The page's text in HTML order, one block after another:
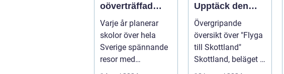
oöverträffad
läroplan i
levande historia
Varje år planerar
skolor över hela
Sverige spännande
resor med
pedagogiska inslag,
Upptäck den
magnifika
naturen och rika
historien
Övergripande
översikt över "Flyga
till Skottland"
Skottland, beläget i
norra delen av